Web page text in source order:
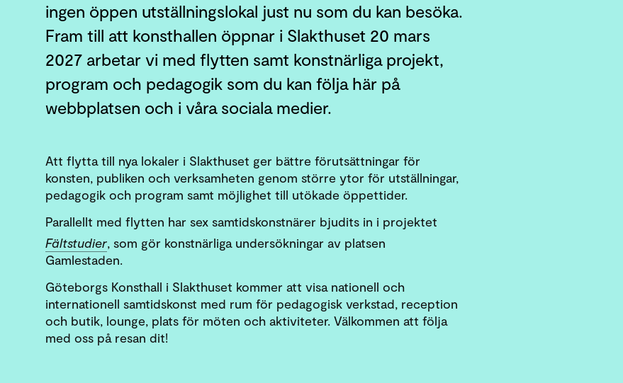
ingen öppen utställningslokal just nu som du kan besöka.
Fram till att konsthallen öppnar i Slakthuset 20 mars
2027 arbetar vi med flytten samt konstnärliga projekt,
program och pedagogik som du kan följa här på
webbplatsen och i våra sociala medier.
Att flytta till nya lokaler i Slakthuset ger bättre förutsättningar för
konsten, publiken och verksamheten genom större ytor för utställningar,
pedagogik och program samt möjlighet till utökade öppettider.
Parallellt med flytten har sex samtidskonstnärer bjudits in i projektet
Fältstudier, som gör konstnärliga undersökningar av platsen
Gamlestaden.
Göteborgs Konsthall i Slakthuset kommer att visa nationell och
internationell samtidskonst med rum för pedagogisk verkstad, reception
och butik, lounge, plats för möten och aktiviteter. Välkommen att följa
med oss på resan dit!